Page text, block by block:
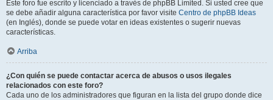
Este foro fue escrito y licenciado a través de phpBB Limited. Si usted cree que
se debe añadir alguna característica por favor visite Centro de phpBB Ideas
(en Inglés), donde se puede votar en ideas existentes o sugerir nuevas
características.
Arriba
¿Con quién se puede contactar acerca de abusos o usos ilegales
relacionados con este foro?
Cada uno de los administradores que figuran en la lista del grupo donde dice